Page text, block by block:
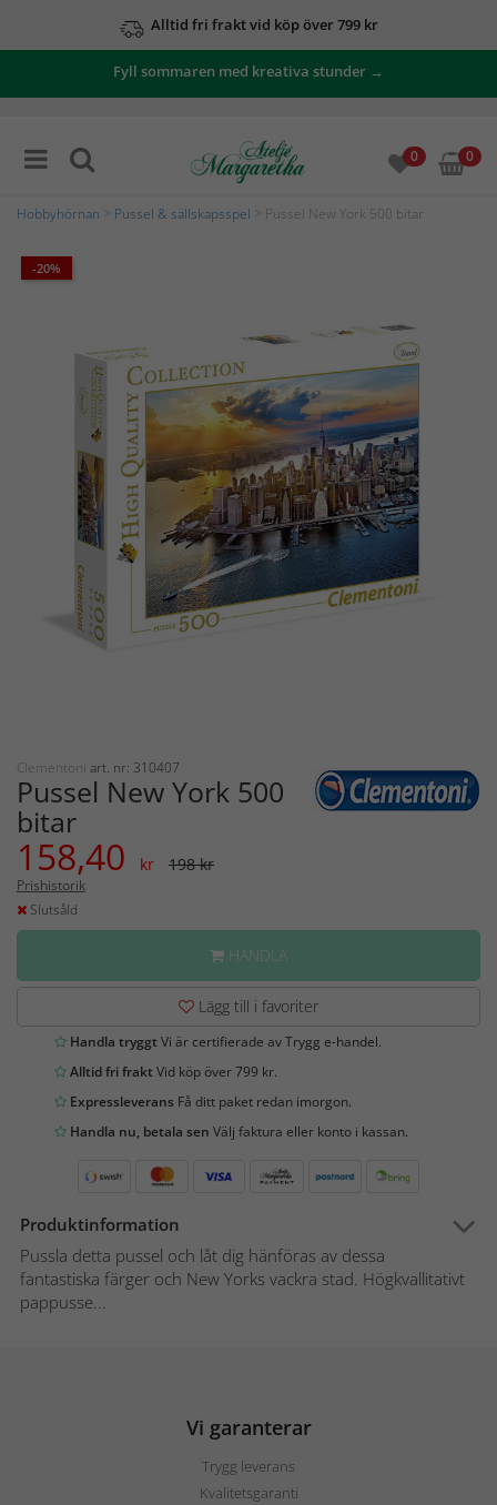
Alltid fri frakt vid köp över 799 kr
Fyll sommaren med kreativa stunder →
0 0
Hobbyhörnan Pussel & sällskapsspel > Pussel New York 500 bitar
-20%
Clementoni art. nr: 310407
Pussel New York 500
bitar
158,40 kr 198 kr
Prishistorik
Slutsåld
HANDLA
Lägg till i favoriter
Handla tryggtVi är certifierade av Trygg e-handel.
Alltid fri fraktVid köp över 799 kr.
Expressleverans Få ditt paket redan imorgon.
Handla nu, betala sen Välj faktura eller konto i kassan.
Produktinformation
Pussla detta pussel och låt dig hänföras av dessa
fantastiska färger och New Yorks vackra stad. Högkvallitativt
pappusse...
Vi garanterar
Trygg leverans
Kvalitetsgaranti